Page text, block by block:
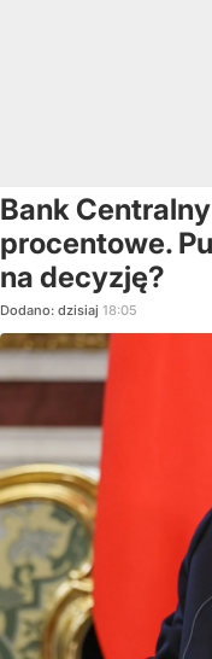
Bank
procentowe.
na decyzję?
Dodano: dzisiaj 18:05